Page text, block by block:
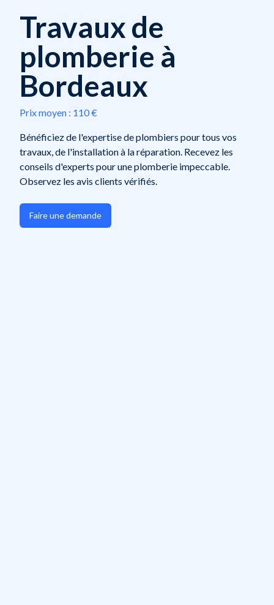
Travaux de
plomberie à
Bordeaux
Prix moyen : 110 €
Bénéficiez de l'expertise de plombiers pour tous vos
travaux, de l'installation à la réparation. Recevez les
conseils d'experts pour une plomberie impeccable.
Observez les avis clients vérifiés.
Faire une demande